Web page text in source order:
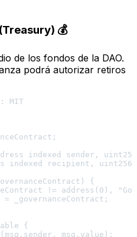
💰
de los fondos de la DAO.
podrá autorizar retiros
MIT
indexed sender,
indexed recipient, uint256
{
!= address(0),
_governanceContract;
{
msg.value);